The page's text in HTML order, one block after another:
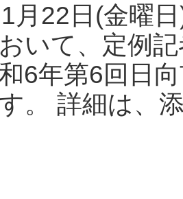
月22日(金曜
いて、定例
6年第6回日
。 詳細は、